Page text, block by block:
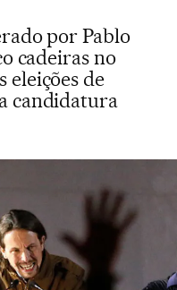
por Pablo
cadeiras no
eleições de
candidatura